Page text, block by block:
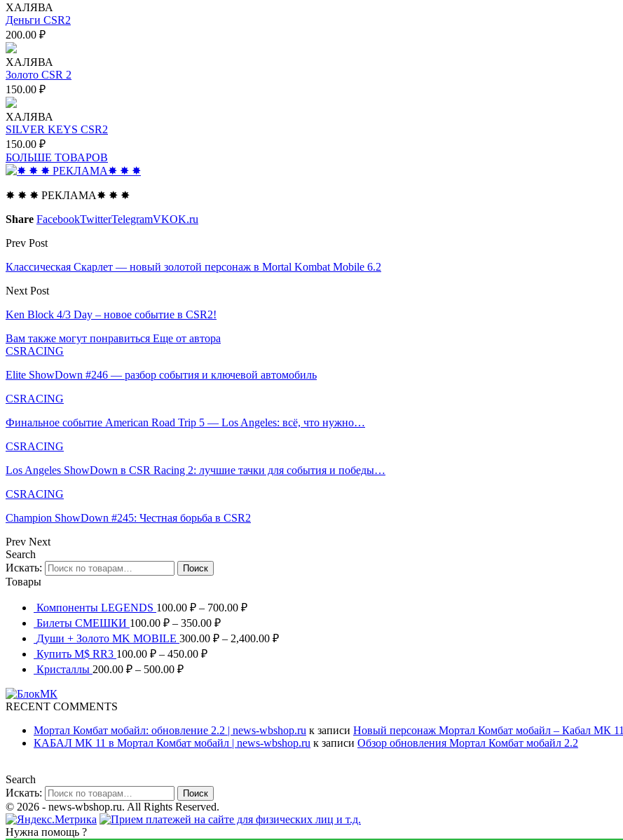
ХАЛЯВА
Деньги CSR2
200.00 ₽
ХАЛЯВА
Золото CSR 2
150.00 ₽
ХАЛЯВА
SILVER KEYS CSR2
150.00 ₽
БОЛЬШЕ ТОВАРОВ
✸ ✸ ✸ РЕКЛАМА✸ ✸ ✸
Share FacebookTwitterTelegramVKOK.ru
Prev Post
Классическая Скарлет — новый золотой персонаж в Mortal Kombat Mobile 6.2
Next Post
Ken Block 4/3 Day – новое событие в CSR2!
Вам также могут понравиться Еще от автора
CSRACING
Elite ShowDown #246 — разбор события и ключевой автомобиль
CSRACING
Финальное событие American Road Trip 5 — Los Angeles: всё, что нужно…
CSRACING
Los Angeles ShowDown в CSR Racing 2: лучшие тачки для события и победы…
CSRACING
Champion ShowDown #245: Честная борьба в CSR2
Prev Next
Search
Искать:
Поиск
Товары
Компоненты LEGENDS 100.00 ₽ – 700.00 ₽
Билеты СМЕШКИ 100.00 ₽ – 350.00 ₽
Души + Золото MK MOBILE 300.00 ₽ – 2,400.00 ₽
Купить M$ RR3 100.00 ₽ – 450.00 ₽
Кристаллы 200.00 ₽ – 500.00 ₽
RECENT COMMENTS
Мортал Комбат мобайл: обновление 2.2 | news-wbshop.ru к записи Новый персонаж Мортал Комбат мобайл – Кабал МК 11
КАБАЛ МК 11 в Мортал Комбат мобайл | news-wbshop.ru к записи Обзор обновления Мортал Комбат мобайл 2.2
Search
Искать:
Поиск
© 2026 - news-wbshop.ru. All Rights Reserved.
Нужна помощь ?